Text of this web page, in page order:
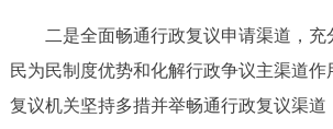
二是全面畅通行政复议申请渠道，充
民为民制度优势和化解行政争议主渠道作
复议机关坚持多措并举畅通行政复议渠道